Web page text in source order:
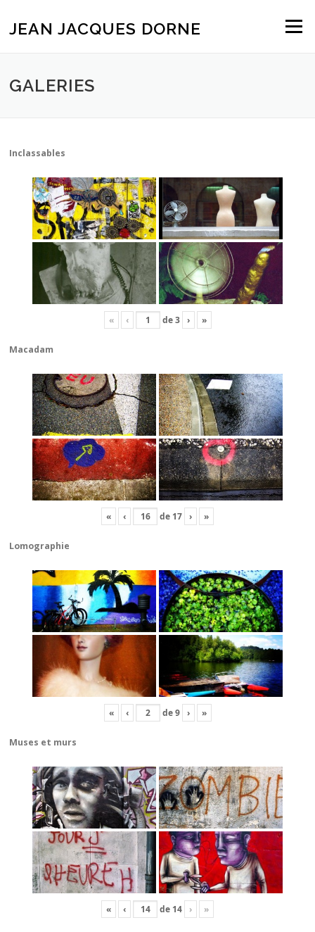
contenu
JEAN JACQUES DORNE Menu
GALERIES
Inclassables
« ‹ de3 › »
Macadam
« ‹ de 17 › »
Lomographie
« ‹ de9 › »
Muses et murs
« ‹ de 14 › »